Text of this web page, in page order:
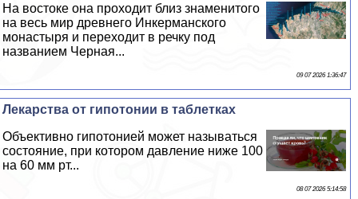
На востоке она проходит близ знаменитого
на весь мир древнего Инкерманского
монастыря и переходит в речку под
названием Черная...
09 07 2026 1:36:47
Лекарства от гипотонии в таблетках
Объективно гипотонией может называться
состояние, при котором давление ниже 100
на 60 мм рт...
08 07 2026 5:14:58